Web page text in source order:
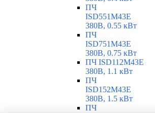
ПЧ
ISD551M43E
380В, 0.55 кВт
ПЧ
ISD751M43E
380В, 0.75 кВт
ПЧ ISD112M43E
380В, 1.1 кВт
ПЧ
ISD152M43E
380В, 1.5 кВт
ПЧ